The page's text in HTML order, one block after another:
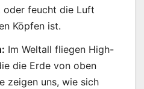
oder feucht die Luft
Köpfen ist.
Im Weltall fliegen High-
die Erde von oben
zeigen uns, wie sich